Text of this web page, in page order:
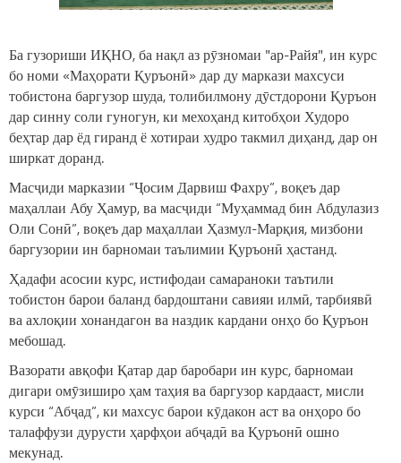
Ба гузориши ИҚНО, ба нақл аз рӯзномаи "ар-Райя", ин курс
бо номи «Маҳорати Қуръонӣ» дар ду маркази махсуси
тобистона баргузор шуда, толибилмону дӯстдорони Қуръон
дар синну соли гуногун, ки мехоҳанд китобҳои Худоро
беҳтар дар ёд гиранд ё хотираи худро такмил диҳанд, дар он
ширкат доранд.
Масҷиди марказии “Ҷосим Дарвиш Фахру”, воқеъ дар
маҳаллаи Абу Ҳамур, ва масҷиди “Муҳаммад бин Абдулазиз
Оли Сонӣ”, воқеъ дар маҳаллаи Ҳазмул-Марқия, мизбони
баргузории ин барномаи таълимии Қуръонӣ ҳастанд.
Ҳадафи асосии курс, истифодаи самараноки таътили
тобистон барои баланд бардоштани савияи илмӣ, тарбиявӣ
ва ахлоқии хонандагон ва наздик кардани онҳо бо Қуръон
мебошад.
Вазорати авқофи Қатар дар баробари ин курс, барномаи
дигари омӯзиширо ҳам таҳия ва баргузор кардааст, мисли
курси “Абҷад”, ки махсус барои кӯдакон аст ва онҳоро бо
талаффузи дурусти ҳарфҳои абҷадӣ ва Қуръонӣ ошно
мекунад.